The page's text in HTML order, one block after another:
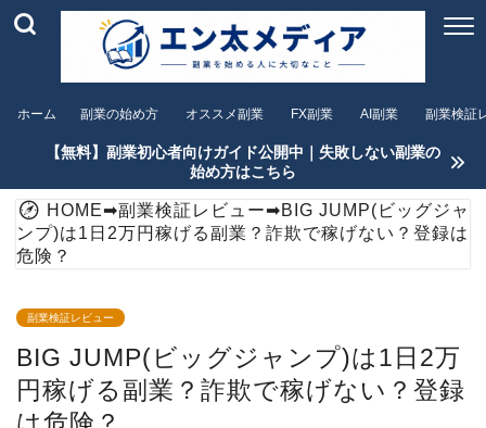
ホーム 副業の始め方 オススメ副業 FX副業 AI副業 副業検証
【無料】副業初心者向けガイド公開中｜失敗しない副業の
始め方はこちら
HOME➡副業検証レビュー➡BIG JUMP(ビッグジャ
ンプ)は1日2万円稼げる副業？詐欺で稼げない？登録は
危険？
副業検証レビュー
BIG JUMP(ビッグジャンプ)は1日2万
円稼げる副業？詐欺で稼げない？登録